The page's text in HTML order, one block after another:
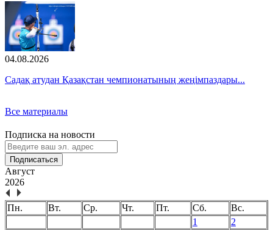
04.08.2026
Садақ атудан Қазақстан чемпионатының жеңімпаздары...
Все материалы
Подписка на новости
Подписаться
Август
2026
Пн. Вт. Ср. Чт. Пт. Сб.
Вс.
1
2